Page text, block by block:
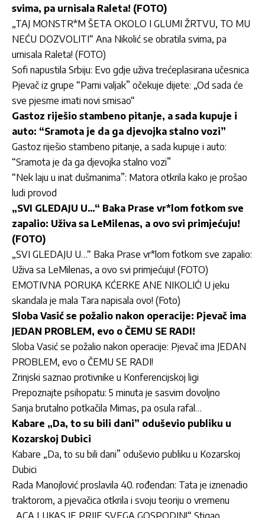
svima, pa urnisala Raleta! (FOTO)
„TAJ MONSTR*M ŠETA OKOLO I GLUMI ŽRTVU, TO MU
NEĆU DOZVOLITI“ Ana Nikolić se obratila svima, pa
urnisala Raleta! (FOTO)
Sofi napustila Srbiju: Evo gdje uživa trećeplasirana učesnica
Pjevač iz grupe “Parni valjak” očekuje dijete: „Od sada će
sve pjesme imati novi smisao“
Gastoz riješio stambeno pitanje, a sada kupuje i
auto: “Sramota je da ga djevojka stalno vozi”
Gastoz riješio stambeno pitanje, a sada kupuje i auto:
“Sramota je da ga djevojka stalno vozi”
“Nek laju u inat dušmanima”: Matora otkrila kako je prošao
ludi provod
„SVI GLEDAJU U…“ Baka Prase vr*lom fotkom sve
zapalio: Uživa sa LeMilenas, a ovo svi primjećuju!
(FOTO)
„SVI GLEDAJU U…“ Baka Prase vr*lom fotkom sve zapalio:
Uživa sa LeMilenas, a ovo svi primjećuju! (FOTO)
EMOTIVNA PORUKA KĆERKE ANE NIKOLIĆ! U jeku
skandala je mala Tara napisala ovo! (Foto)
Sloba Vasić se požalio nakon operacije: Pjevač ima
JEDAN PROBLEM, evo o ČEMU SE RADI!
Sloba Vasić se požalio nakon operacije: Pjevač ima JEDAN
PROBLEM, evo o ČEMU SE RADI!
Zrinjski saznao protivnike u Konferencijskoj ligi
Prepoznajte psihopatu: 5 minuta je sasvim dovoljno
Sanja brutalno potkačila Mimas, pa osula rafal…
Kabare „Da, to su bili dani” oduševio publiku u
Kozarskoj Dubici
Kabare „Da, to su bili dani” oduševio publiku u Kozarskoj
Dubici
Rada Manojlović proslavila 40. rođendan: Tata je iznenadio
traktorom, a pjevačica otkrila i svoju teoriju o vremenu